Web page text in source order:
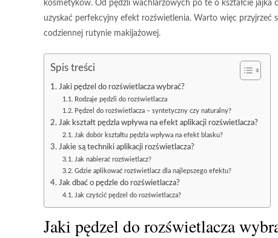
kosmetyków. Od pędzli wachlarzowych po te o kształcie
uzyskać perfekcyjny efekt rozświetlenia. Warto więc przyjrzeć
codziennej rutynie makijażowej.
Spis treści
Jaki pędzel do rozświetlacza wybrać?
Rodzaje pędzli do rozświetlacza
Pędzel do rozświetlacza – syntetyczny czy naturalny?
Jak kształt pędzla wpływa na efekt aplikacji rozświetlacza?
Jak dobór kształtu pędzla wpływa na efekt blasku?
Jakie są techniki aplikacji rozświetlacza?
Jak nabierać rozświetlacz?
Gdzie aplikować rozświetlacz dla najlepszego efektu?
Jak dbać o pędzle do rozświetlacza?
Jak czyścić pędzel do rozświetlacza?
Jaki pędzel do rozświetlacza